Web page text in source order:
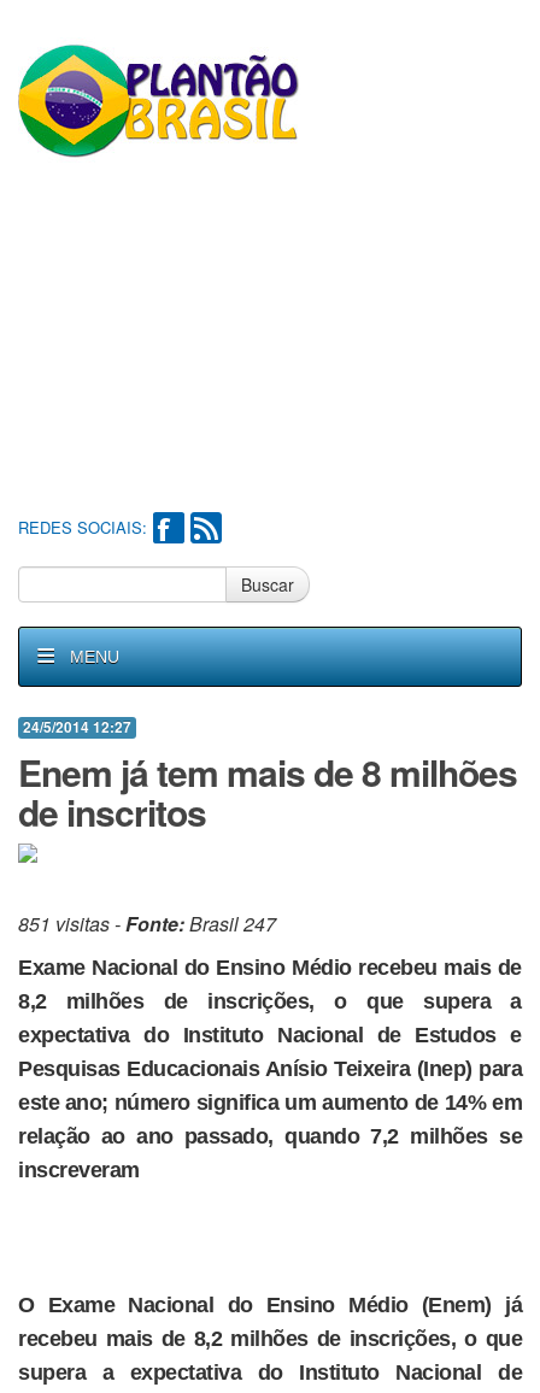
REDES SOCIAIS:
Buscar
MENU
24/5/2014 12:27
Enem já tem mais de 8 milhões
de inscritos
851 visitas -Fonte:Brasil 247
Exame Nacional do Ensino Médio recebeu mais de
8,2 milhões de inscrições, o que supera a
expectativa do Instituto Nacional de Estudos e
Pesquisas Educacionais Anísio Teixeira (Inep) para
este ano; número significa um aumento de 14% em
relação ao ano passado, quando 7,2 milhões se
inscreveram
O Exame Nacional do Ensino Médio (Enem) já
recebeu mais de 8,2 milhões de inscrições, o que
supera a expectativa do Instituto Nacional de